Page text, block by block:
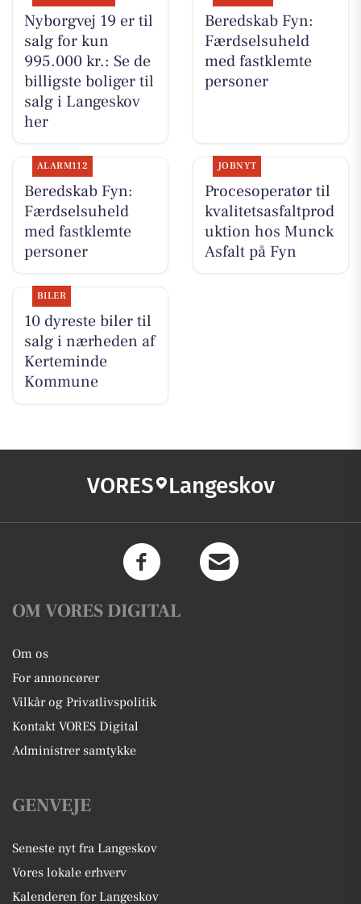
Nyborgvej 19 er til
salg for kun
995.000 kr.: Se de
billigste boliger til
salg i Langeskov
her
Beredskab Fyn:
Færdselsuheld
med fastklemte
personer
ALARM112
Beredskab Fyn:
Færdselsuheld
med fastklemte
personer
JOBNYT
Procesoperatør til
kvalitetsasfaltprod
uktion hos Munck
Asfalt på Fyn
BILER
10 dyreste biler til
salg i nærheden af
Kerteminde
Kommune
VORES Langeskov
OM VORES DIGITAL
Om os
For annoncører
Vilkår og Privatlivspolitik
Kontakt VORES Digital
Administrer samtykke
GENVEJE
Seneste nyt fra Langeskov
Vores lokale erhverv
Kalenderen for Langeskov